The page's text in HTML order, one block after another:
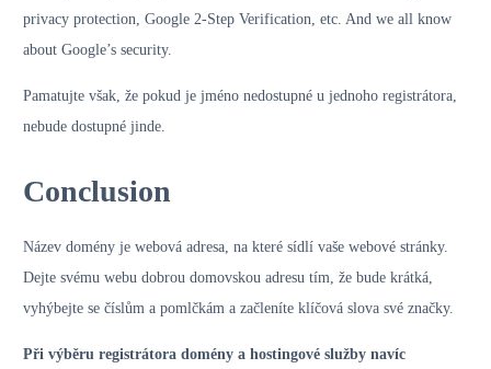
privacy protection, Google 2-Step Verification, etc. And we all know
about Google’s security.
Pamatujte však, že pokud je jméno nedostupné u jednoho registrátora,
nebude dostupné jinde.
Conclusion
Název domény je webová adresa, na které sídlí vaše webové stránky.
Dejte svému webu dobrou domovskou adresu tím, že bude krátká,
vyhýbejte se číslům a pomlčkám a začleníte klíčová slova své značky.
Při výběru registrátora domény a hostingové služby navíc